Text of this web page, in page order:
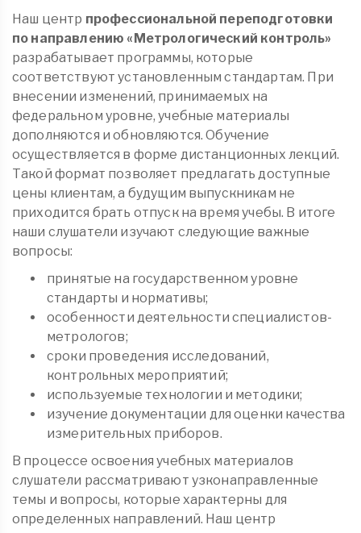
Наш центр профессиональной переподготовки
по направлению «Метрологический контроль»
разрабатывает программы, которые
соответствуют установленным стандартам. При
внесении изменений, принимаемых на
федеральном уровне, учебные материалы
дополняются и обновляются. Обучение
осуществляется в форме дистанционных лекций.
Такой формат позволяет предлагать доступные
цены клиентам, а будущим выпускникам не
приходится брать отпуск на время учебы. В итоге
наши слушатели изучают следующие важные
вопросы:
принятые на государственном уровне
стандарты и нормативы;
особенности деятельности специалистов-
метрологов;
сроки проведения исследований,
контрольных мероприятий;
используемые технологии и методики;
изучение документации для оценки качества
измерительных приборов.
В процессе освоения учебных материалов
слушатели рассматривают узконаправленные
темы и вопросы, которые характерны для
определенных направлений. Наш центр